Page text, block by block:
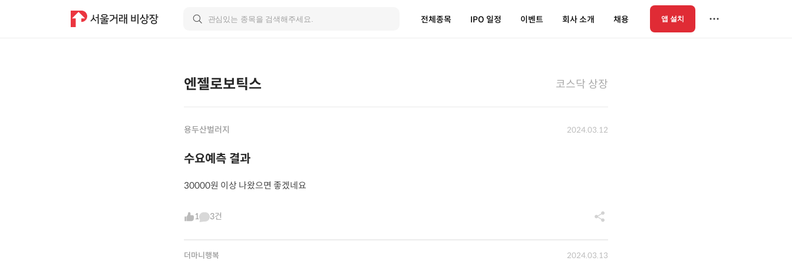
전체종목 IPO 일정 이벤트 회사 소개 채용 앱 설치
엔젤로보틱스 코스닥 상장
용두산벌러지 2024.03.12
수요예측 결과
30000원 이상 나왔으면 좋겠네요
1 3건
더마니행복 2024.03.13